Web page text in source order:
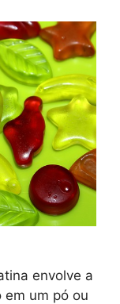
envolve a
um pó ou